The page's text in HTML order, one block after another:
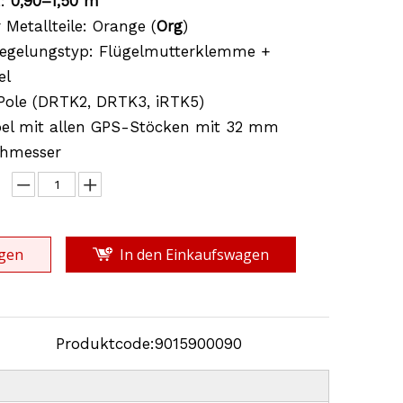
Metallteile: Orange (Org)
Flügelmutterklemme +
(DRTK2, DRTK3, iRTK5)
mit allen GPS-Stöcken mit 32 mm
In den Einkaufswagen
Produktcode:9015900090